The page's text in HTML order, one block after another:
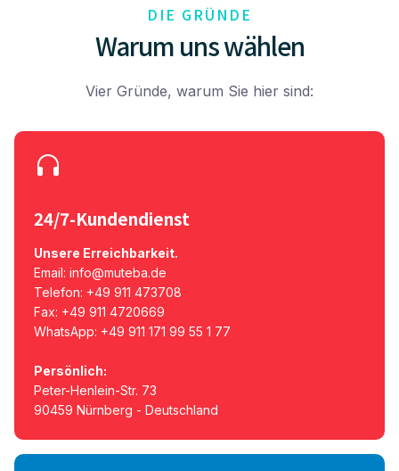
DIE GRÜNDE
Warum uns wählen
Vier Gründe, warum Sie hier sind:
24/7-Kundendienst
Unsere Erreichbarkeit.
Email: info@muteba.de
Telefon: +49 911 473708
Fax: +49 911 4720669
WhatsApp: +49 911 171 99 55 1 77
Persönlich:
Peter-Henlein-Str. 73
90459 Nürnberg - Deutschland